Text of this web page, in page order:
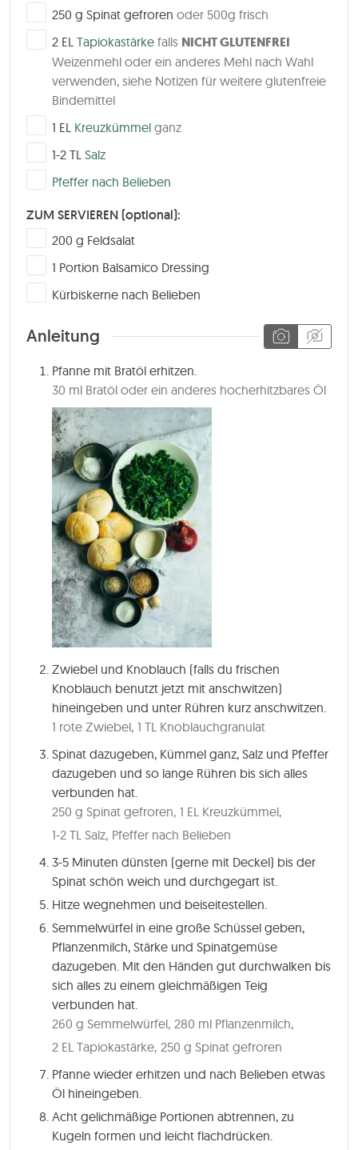
▢
250 g Spinat gefroren oder 500g frisch
▢
2 EL Tapiokastärke falls NICHT GLUTENFREI
Weizenmehl oder ein anderes Mehl nach Wahl
verwenden, siehe Notizen für weitere glutenfreie
Bindemittel
▢1 EL Kreuzkümmel ganz
▢1-2 TL Salz
▢
Pfeffer nach Belieben
ZUM SERVIEREN (optional):
▢
200 g Feldsalat
▢1 Portion Balsamico Dressing
▢
Kürbiskerne nach Belieben
Anleitung
Pfanne mit Bratöl erhitzen.
30 ml Bratöl oder ein anderes hocherhitzbares Öl
Zwiebel und Knoblauch (falls du frischen
Knoblauch benutzt jetzt mit anschwitzen)
hineingeben und unter Rühren kurz anschwitzen.
1 rote Zwiebel, 1 TL Knoblauchgranulat
Spinat dazugeben, Kümmel ganz, Salz und Pfeffer
dazugeben und so lange Rühren bis sich alles
verbunden hat.
250 g Spinat gefroren, 1 EL Kreuzkümmel,
1-2 TL Salz, Pfeffer nach Belieben
3-5 Minuten dünsten (gerne mit Deckel) bis der
Spinat schön weich und durchgegart ist.
Hitze wegnehmen und beiseitestellen.
Semmelwürfel in eine große Schüssel geben,
Pflanzenmilch, Stärke und Spinatgemüse
dazugeben. Mit den Händen gut durchwalken bis
sich alles zu einem gleichmäßigen Teig
verbunden hat.
260 g Semmelwürfel, 280 ml Pflanzenmilch,
2 EL Tapiokastärke, 250 g Spinat gefroren
Pfanne wieder erhitzen und nach Belieben etwas
Öl hineingeben.
Acht gelichmäßige Portionen abtrennen, zu
Kugeln formen und leicht flachdrücken.